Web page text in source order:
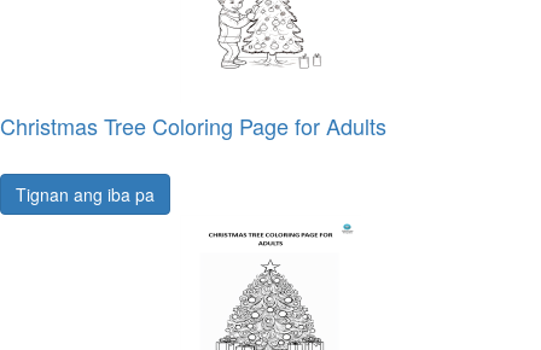
Christmas Tree Coloring Page for Adults
Tignan ang iba pa